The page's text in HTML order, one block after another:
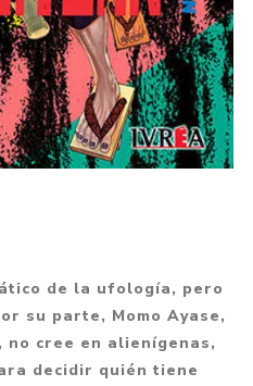
de la ufología, pero
su parte, Momo Ayase,
no cree en alienígenas,
decidir quién tiene